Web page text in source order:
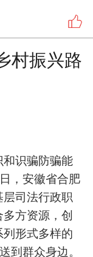
村振兴路
和识骗防骗能
，安徽省合肥
司法行政职
方资源，创
形式多样的
到群众身边。